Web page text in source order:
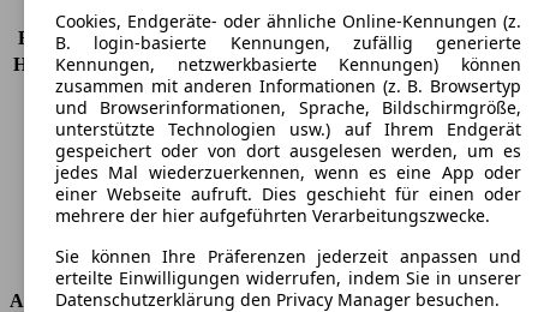
KW (PS)
85 kW (115 PS)
Beschleunigung (0-100 km/h) 10,7s
Höchstgeschwindigkeit (km/h) 188 km/h
Anzahl der Gänge
6
Drehmoment
250 nm
Hubraum
1598 ccm
Kraftstoff
Diesel
Zylinder
4
Getriebe
Schaltgetriebe
Antriebsart
Vorderradantrieb
Abmessungen
Cookies, Endgeräte- oder ähnliche Online-Kennungen (z.
B. login-basierte Kennungen, zufällig generierte
Kennungen, netzwerkbasierte Kennungen) können
zusammen mit anderen Informationen (z. B. Browsertyp
und Browserinformationen, Sprache, Bildschirmgröße,
unterstützte Technologien usw.) auf Ihrem Endgerät
gespeichert oder von dort ausgelesen werden, um es
jedes Mal wiederzuerkennen, wenn es eine App oder
einer Webseite aufruft. Dies geschieht für einen oder
mehrere der hier aufgeführten Verarbeitungszwecke.
Sie können Ihre Präferenzen jederzeit anpassen und
erteilte Einwilligungen widerrufen, indem Sie in unserer
Datenschutzerklärung den Privacy Manager besuchen.